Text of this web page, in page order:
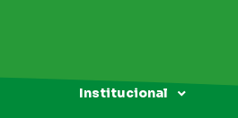
Institucional